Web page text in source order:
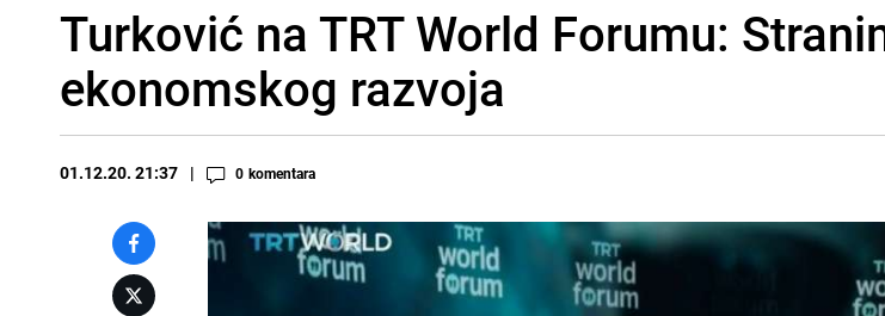
Turković na TRT World Forumu:
ekonomskog razvoja
01.12.20. 21:37 0 komentara